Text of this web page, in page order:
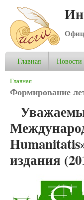
Главная Новости
Вы здесь
Главная
Формирование
издания